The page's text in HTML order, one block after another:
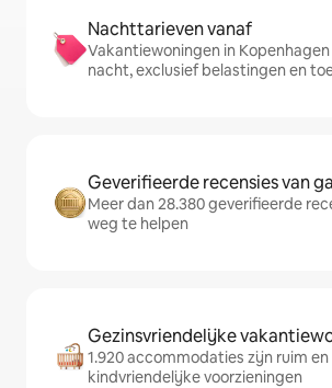
Nachttarieven vanaf
Vakantiewoningen in Kopenhagen
nacht, exclusief belastingen en
Geverifieerde recensies van
Meer dan 28.380 geverifieerde
weg te helpen
Gezinsvriendelijke
1.920 accommodaties zijn ruim
kindvriendelijke voorzieningen